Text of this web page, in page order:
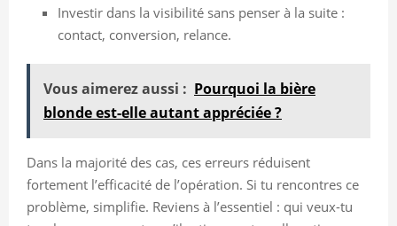
Investir dans la visibilité sans penser à la suite :
contact, conversion, relance.
Vous aimerez aussi : Pourquoi la bière
blonde est-elle autant appréciée ?
Dans la majorité des cas, ces erreurs réduisent
fortement l’efficacité de l’opération. Si tu rencontres ce
problème, simplifie. Reviens à l’essentiel : qui veux-tu